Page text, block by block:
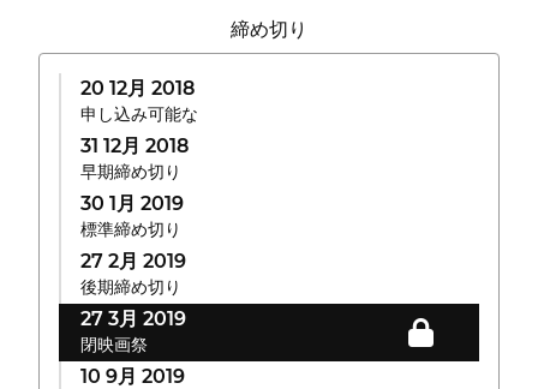
締め切り
20 12月 2018
申し込み可能な
31 12月 2018
早期締め切り
30 1月 2019
標準締め切り
27 2月 2019
後期締め切り
27 3月 2019
閉映画祭
10 9月 2019